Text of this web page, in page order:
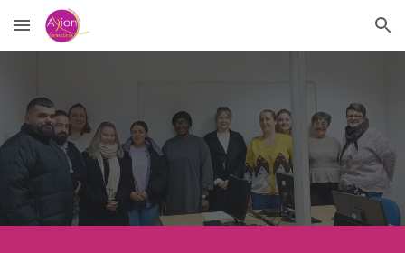
Skip to main content Skip to navigation